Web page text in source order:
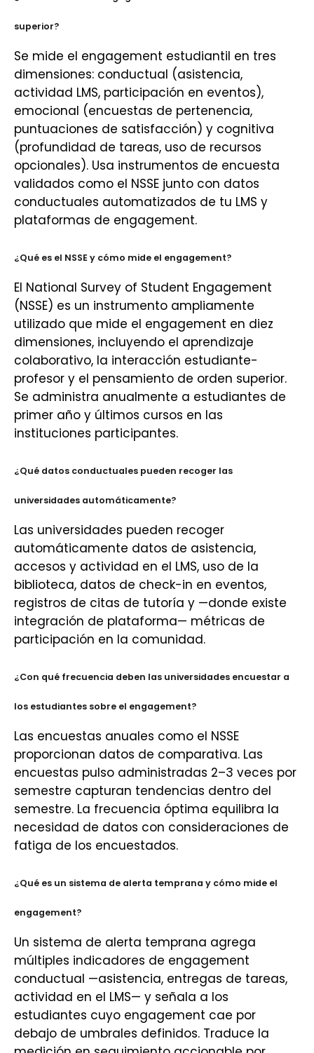
superior?
Se mide el engagement estudiantil en tres
dimensiones: conductual (asistencia,
actividad LMS, participación en eventos),
emocional (encuestas de pertenencia,
puntuaciones de satisfacción) y cognitiva
(profundidad de tareas, uso de recursos
opcionales). Usa instrumentos de encuesta
validados como el NSSE junto con datos
conductuales automatizados de tu LMS y
plataformas de engagement.
¿Qué es el NSSE y cómo mide el engagement?
El National Survey of Student Engagement
(NSSE) es un instrumento ampliamente
utilizado que mide el engagement en diez
dimensiones, incluyendo el aprendizaje
colaborativo, la interacción estudiante-
profesor y el pensamiento de orden superior.
Se administra anualmente a estudiantes de
primer año y últimos cursos en las
instituciones participantes.
¿Qué datos conductuales pueden recoger las
universidades automáticamente?
Las universidades pueden recoger
automáticamente datos de asistencia,
accesos y actividad en el LMS, uso de la
biblioteca, datos de check-in en eventos,
registros de citas de tutoría y —donde existe
integración de plataforma— métricas de
participación en la comunidad.
¿Con qué frecuencia deben las universidades encuestar a
los estudiantes sobre el engagement?
Las encuestas anuales como el NSSE
proporcionan datos de comparativa. Las
encuestas pulso administradas 2–3 veces por
semestre capturan tendencias dentro del
semestre. La frecuencia óptima equilibra la
necesidad de datos con consideraciones de
fatiga de los encuestados.
¿Qué es un sistema de alerta temprana y cómo mide el
engagement?
Un sistema de alerta temprana agrega
múltiples indicadores de engagement
conductual —asistencia, entregas de tareas,
actividad en el LMS— y señala a los
estudiantes cuyo engagement cae por
debajo de umbrales definidos. Traduce la